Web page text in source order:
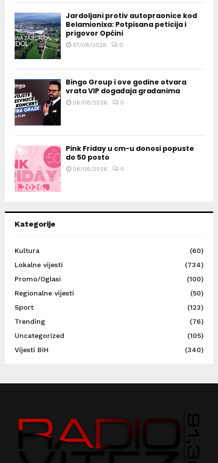
Jardoljani protiv autopraonice kod
Belamionixa: Potpisana peticija i
prigovor Općini
07/08/2026 0
Bingo Group i ove godine otvara
vrata VIP događaja građanima
06/08/2026 0
Pink Friday u cm-u donosi popuste
do 50 posto
06/08/2026 0
Kategorije
Kultura
(60)
Lokalne vijesti
(734)
Promo/Oglasi
(100)
Regionalne vijesti
(50)
Sport
(123)
Trending
(76)
Uncategorized
(105)
Vijesti BiH
(340)